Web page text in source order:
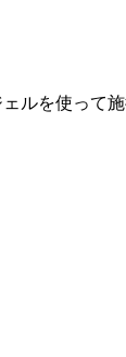
ルを使って